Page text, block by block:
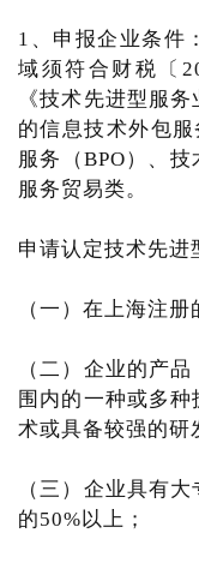
1、申报企业条件
域须符合财税〔
《技术先进型服
的信息技术外包
服务（BPO）、
服务贸易类。
申请认定技术先进
（一）在上海注册
（二）企业的产
围内的一种或多
术或具备较强的研
（三）企业具有
的50%以上；